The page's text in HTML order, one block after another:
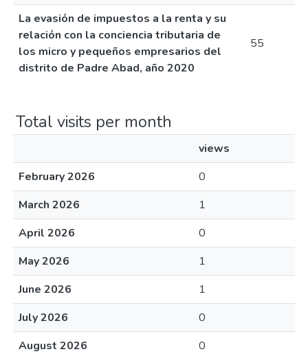
La evasión de impuestos a la renta y su
relación con la conciencia tributaria de
los micro y pequeños empresarios del
distrito de Padre Abad, año 2020
55
Total visits per month
views
February 2026
0
March 2026
1
April 2026
0
May 2026
1
June 2026
1
July 2026
0
August 2026
0